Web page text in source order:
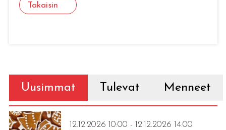
Takaisin
Uusimmat Tulevat Menneet
12.12.2026 10:00 - 12.12.2026 14:00